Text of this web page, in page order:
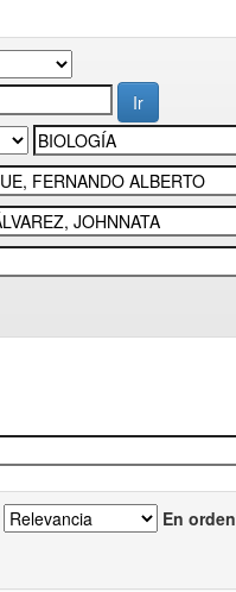
En orden